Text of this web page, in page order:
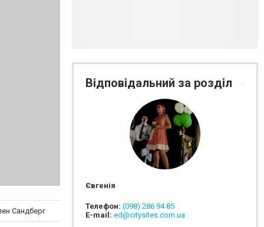
Сандберг
Відповідальний за розділ
Євгенія
Телефон: (098) 286 94 85
E-mail: ed@citysites.com.ua